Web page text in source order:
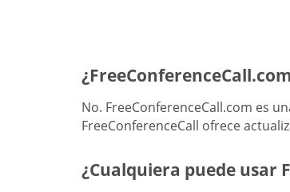
No. FreeConferenceCall.com es
FreeConferenceCall ofrece
¿Cualquiera puede usar